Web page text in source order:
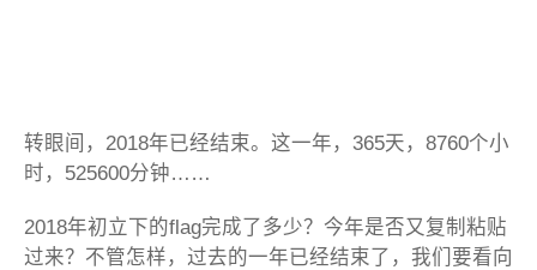
转眼间，2018年已经结束。这一年，365天，8760个小
时，525600分钟……
2018年初立下的flag完成了多少？今年是否又复制粘贴
过来？不管怎样，过去的一年已经结束了，我们要看向